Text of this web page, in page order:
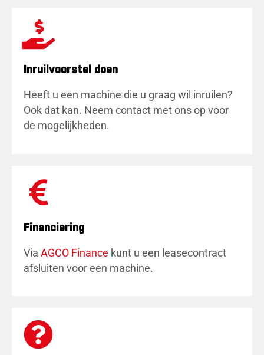
Inruilvoorstel doen
Heeft u een machine die u graag wil inruilen?
Ook dat kan. Neem contact met ons op voor
de mogelijkheden.
Financiering
Via AGCO Finance kunt u een leasecontract
afsluiten voor een machine.